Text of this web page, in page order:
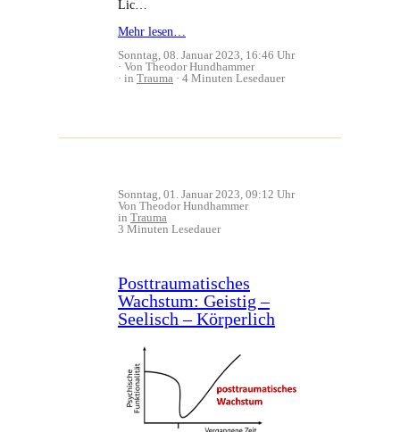
Lic…
Mehr lesen…
Sonntag, 08. Januar 2023, 16:46 Uhr
Von Theodor Hundhammer
in Trauma 4 Minuten Lesedauer
Sonntag, 01. Januar 2023, 09:12 Uhr
Von Theodor Hundhammer
in Trauma
3 Minuten Lesedauer
Posttraumatisches
Wachstum: Geistig –
Seelisch – Körperlich